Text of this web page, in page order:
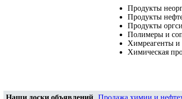
Продукты
Продукты
Продукты
Полимеры и
Химреагенты
Химическая
Наши доски объявлений Продажа химии и